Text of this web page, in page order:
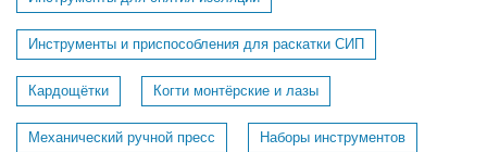
Инструменты и приспособления для раскатки СИП
Кардощётки Когти монтёрские и лазы
Механический ручной пресс Наборы инструментов